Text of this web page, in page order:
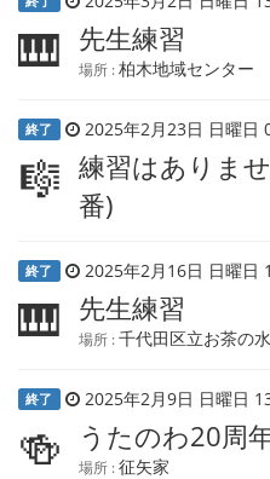
🎹 先生練習
場所 :柏木地域センタ
終了 2025年2月23日 日曜日
🎼 練習はありま
番)
終了 2025年2月16日 日曜日
🎹 先生練習
場所 :千代田区立お茶の
終了 2025年2月9日 日曜日
🍻 うたのわ20周
場所 :征矢家